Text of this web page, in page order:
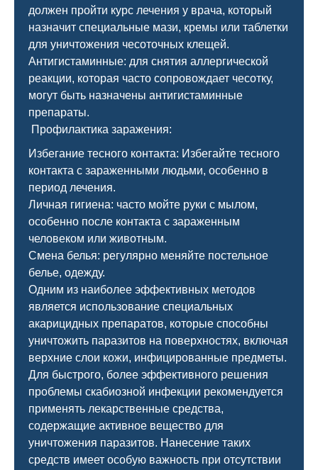
должен пройти курс лечения у врача, который
назначит специальные мази, кремы или таблетки
для уничтожения чесоточных клещей.
Антигистаминные: для снятия аллергической
реакции, которая часто сопровождает чесотку,
могут быть назначены антигистаминные
препараты.
Профилактика заражения:
Избегание тесного контакта: Избегайте тесного
контакта с зараженными людьми, особенно в
период лечения.
Личная гигиена: часто мойте руки с мылом,
особенно после контакта с зараженным
человеком или животным.
Смена белья: регулярно меняйте постельное
белье, одежду.
Одним из наиболее эффективных методов
является использование специальных
акарицидных препаратов, которые способны
уничтожить паразитов на поверхностях, включая
верхние слои кожи, инфицированные предметы.
Для быстрого, более эффективного решения
проблемы скабиозной инфекции рекомендуется
применять лекарственные средства,
содержащие активное вещество для
уничтожения паразитов. Нанесение таких
средств имеет особую важность при отсутствии